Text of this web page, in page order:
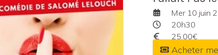
Mer 10 juin
20h30
25,00€
Acheter